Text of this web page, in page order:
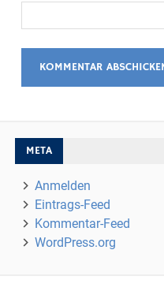
META
Anmelden
Eintrags-Feed
Kommentar-Feed
WordPress.org